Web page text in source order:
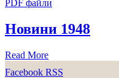
PDF файли
Новини 1948
Read More
Facebook RSS